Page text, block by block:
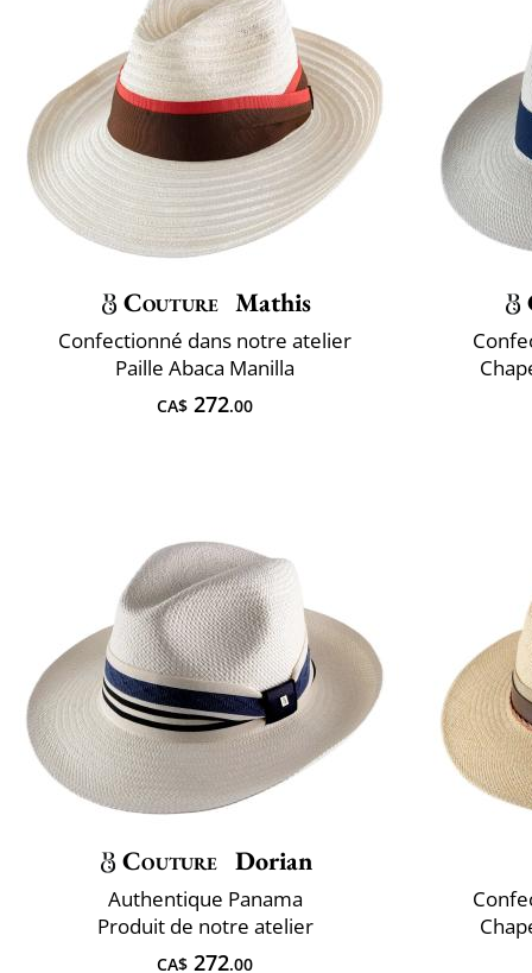
Couture Mathis
Confectionné dans notre atelier
Paille Abaca Manilla
CA$ 272.00
Couture Dorian
Authentique Panama
Produit de notre atelier
CA$ 272.00